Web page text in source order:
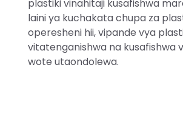
plastiki vinahitaji kusafishwa
laini ya kuchakata chupa za
operesheni hii, vipande vya
vitatenganishwa na kusafishwa
wote utaondolewa.